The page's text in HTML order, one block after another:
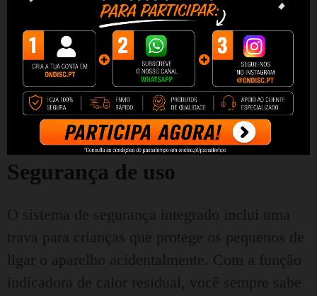
dissipação de calor eficiente e baixas emissões
de ruído, para que a operação do fogão não
perturbe a casa.
Segurança de uso
O sistema de segurança integrado inclui uma
trava para crianças que protege os pequenos de
ligar o aparelho acidentalmente. Com a função
indicadora de calor residual, você sempre sabe